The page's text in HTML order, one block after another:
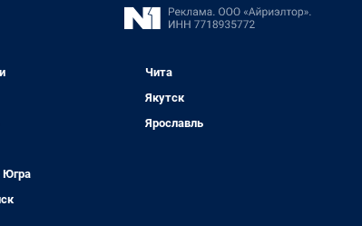
Чита
Якутск
Ярославль